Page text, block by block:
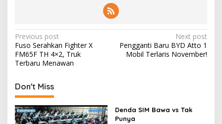
Post
navigation
Previous post
Fuso Serahkan Fighter X
FM65F TH 4×2, Truk
Terbaru Menawan
Next post
Pengganti Baru BYD Atto 1
Mobil Terlaris November!
Don't Miss
Denda SIM Bawa vs Tak
Punya